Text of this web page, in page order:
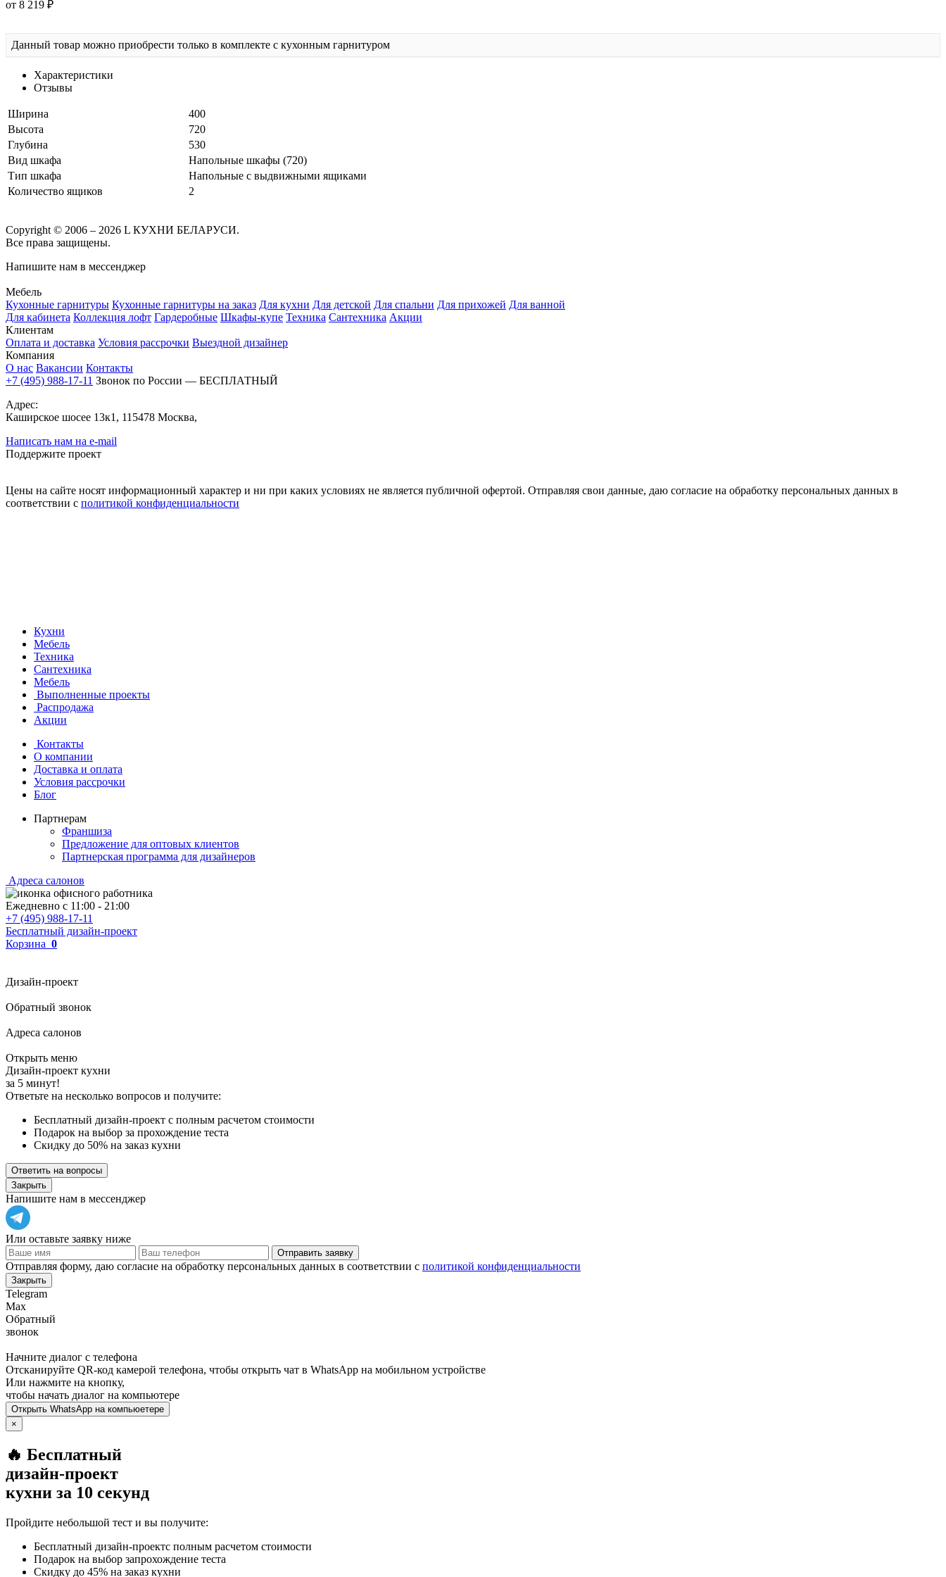
от 8 219 ₽
Данный товар можно приобрести только в комплекте с кухонным гарнитуром
Характеристики
Отзывы
Ширина
400
Высота
720
Глубина
530
Вид шкафа
Напольные шкафы (720)
Тип шкафа
Напольные с выдвижными ящиками
Количество ящиков
2
Copyright © 2006 – 2026 L КУХНИ БЕЛАРУСИ.
Все права защищены.
Напишите нам в мессенджер
Мебель
Кухонные гарнитуры Кухонные гарнитуры на заказ Для кухни Для детской Для спальни Для прихожей Для ванной
Для кабинета Коллекция лофт Гардеробные Шкафы-купе Техника Сантехника Акции
Клиентам
Оплата и доставка Условия рассрочки Выездной дизайнер
Компания
О нас Вакансии Контакты
+7 (495) 988-17-11 Звонок по России — БЕСПЛАТНЫЙ
Адрес:
Каширское шосее 13к1, 115478 Москва,
Написать нам на e-mail
Поддержите проект
Цены на сайте носят информационный характер и ни при каких условиях не является публичной офертой. Отправляя свои данные, даю согласие на обработку персональных данных в
соответствии с политикой конфиденциальности
Кухни
Мебель
Техника
Сантехника
Мебель
Выполненные проекты
Распродажа
Акции
Контакты
О компании
Доставка и оплата
Условия рассрочки
Блог
Партнерам
Франшиза
Предложение для оптовых клиентов
Партнерская программа для дизайнеров
Адреса салонов
Ежедневно с 11:00 - 21:00
+7 (495) 988-17-11
Бесплатный дизайн-проект
Корзина 0
Дизайн-проект
Обратный звонок
Адреса салонов
Открыть меню
Дизайн-проект кухни
за 5 минут!
Ответьте на несколько вопросов и получите:
Бесплатный дизайн-проект с полным расчетом стоимости
Подарок на выбор за прохождение теста
Скидку до 50% на заказ кухни
Ответить на вопросы
Закрыть
Напишите нам в мессенджер
Или оставьте заявку ниже
Отправить заявку
Отправляя форму, даю согласие на обработку персональных данных в соответствии с политикой конфиденциальности
Закрыть
Telegram
Max
Обратный
звонок
Начните диалог с телефона
Отсканируйте QR-код камерой телефона, чтобы открыть чат в WhatsApp на мобильном устройстве
Или нажмите на кнопку,
чтобы начать диалог на компьютере
Открыть WhatsApp на компьюетере
×
🔥 Бесплатный
дизайн-проект
кухни за 10 секунд
Пройдите небольшой тест и вы получите:
Бесплатный дизайн-проектс полным расчетом стоимости
Подарок на выбор запрохождение теста
Скидку до 45% на заказ кухни